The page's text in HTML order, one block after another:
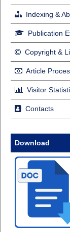
Indexing &
Publication
Copyright &
Article
Visitor
Contacts
Download